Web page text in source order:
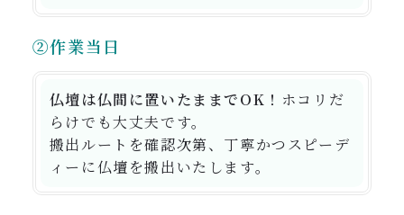
②作業当日
仏壇は仏間に置いたままでOK！ ホコリだ
らけでも大丈夫です。
搬出ルートを確認次第、丁寧かつスピーデ
ィーに仏壇を搬出いたします。